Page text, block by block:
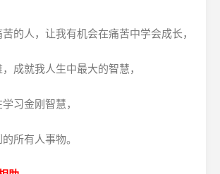
的人，让我有机会在痛苦中学会成长，
成就我人生中最大的智慧，
习金刚智慧，
所有人事物。